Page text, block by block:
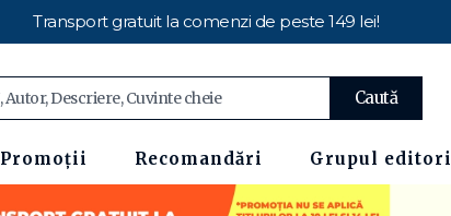
Transport gratuit la comenzi de peste 149 lei!
Caută
Promoții Recomandări Grupul